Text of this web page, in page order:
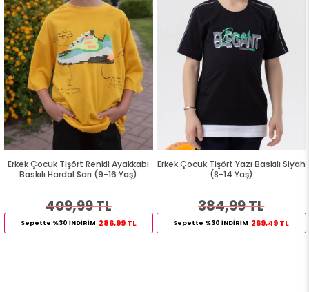
Erkek Çocuk Tişört Renkli Ayakkabı
Baskılı Hardal Sarı (9-16 Yaş)
409,99 TL
Sepette %30 İNDİRİM 286,99 TL
Erkek Çocuk Tişört Yazı Baskılı Siyah
(8-14 Yaş)
384,99 TL
Sepette %30 İNDİRİM 269,49 TL